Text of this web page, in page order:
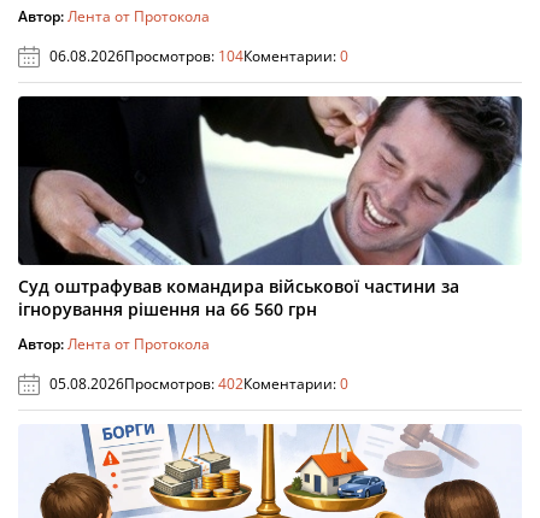
Автор:Лента от Протокола
06.08.2026Просмотров: 104Коментарии:0
Суд оштрафував командира військової частини за
ігнорування рішення на 66 560 грн
Автор:Лента от Протокола
05.08.2026Просмотров:402Коментарии:0